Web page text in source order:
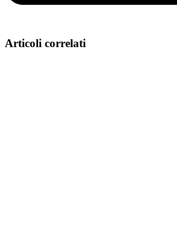
Articoli correlati